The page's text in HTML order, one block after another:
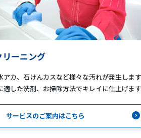
ーニング
アカ、石けんカスなど様々な汚れが発生しま
適した洗剤、お掃除方法でキレイに仕上げま
サービスのご案内はこちら